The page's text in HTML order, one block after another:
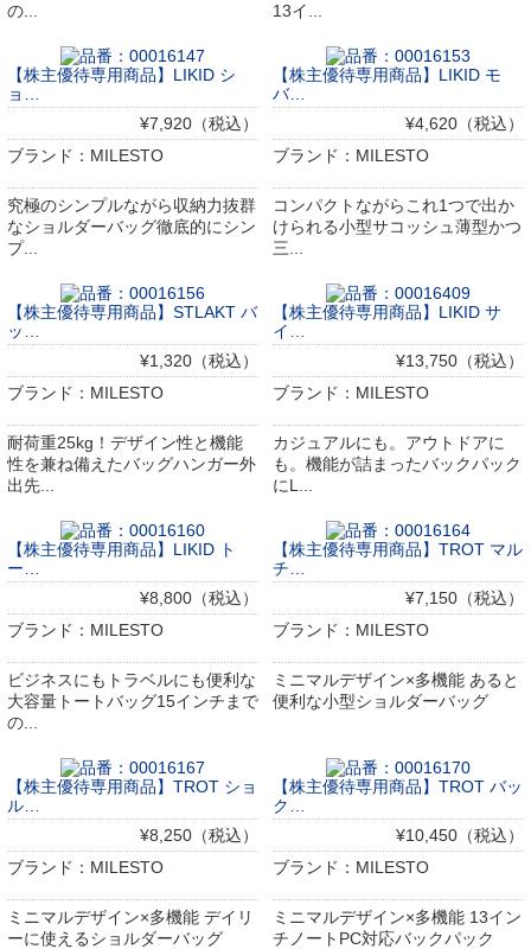
の...
13イ...
【株主優待専用商品】LIKID シ
ョ…
¥7,920（税込）
ブランド：MILESTO
究極のシンプルながら収納力抜群
なショルダーバッグ徹底的にシン
プ...
【株主優待専用商品】LIKID モ
バ…
¥4,620（税込）
ブランド：MILESTO
コンパクトながらこれ1つで出か
けられる小型サコッシュ薄型かつ
三...
【株主優待専用商品】STLAKT バ
ッ…
¥1,320（税込）
ブランド：MILESTO
耐荷重25kg！デザイン性と機能
性を兼ね備えたバッグハンガー外
出先...
【株主優待専用商品】LIKID サ
イ…
¥13,750（税込）
ブランド：MILESTO
カジュアルにも。アウトドアに
も。機能が詰まったバックパック
にL...
【株主優待専用商品】LIKID ト
ー…
¥8,800（税込）
ブランド：MILESTO
ビジネスにもトラベルにも便利な
大容量トートバッグ15インチまで
の...
【株主優待専用商品】TROT マル
チ…
¥7,150（税込）
ブランド：MILESTO
ミニマルデザイン×多機能 あると
便利な小型ショルダーバッグ
【株主優待専用商品】TROT ショ
ル…
¥8,250（税込）
ブランド：MILESTO
ミニマルデザイン×多機能 デイリ
ーに使えるショルダーバッグ
【株主優待専用商品】TROT バッ
ク…
¥10,450（税込）
ブランド：MILESTO
ミニマルデザイン×多機能 13イン
チノートPC対応バックパック